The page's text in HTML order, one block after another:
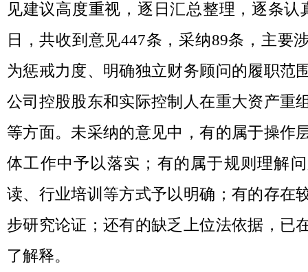
见建议高度重视，逐日汇总整理，逐条认
日，共收到意见447条，采纳89条，主要
为惩戒力度、明确独立财务顾问的履职范
公司控股股东和实际控制人在重大资产重
等方面。未采纳的意见中，有的属于操作
体工作中予以落实；有的属于规则理解
读、行业培训等方式予以明确；有的存在
步研究论证；还有的缺乏上位法依据，已
了解释。